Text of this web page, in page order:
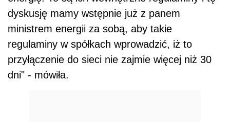
dyskusję mamy wstępnie już z panem
ministrem energii za sobą, aby takie
regulaminy w spółkach wprowadzić, iż to
przyłączenie do sieci nie zajmie więcej niż 30
dni" - mówiła.